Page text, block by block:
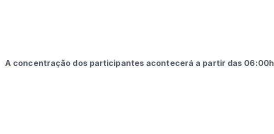
A concentração dos participantes acontecerá a partir das 06:00h